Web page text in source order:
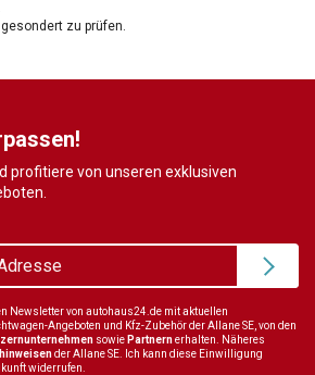
zu prüfen.
profitiere von unseren exklusiven
Newsletter von autohaus24.de mit aktuellen
Angeboten und Kfz-Zubehör der Allane SE, von den
sowie Partnernerhalten. Näheres
der Allane SE. Ich kann diese Einwilligung
widerrufen.